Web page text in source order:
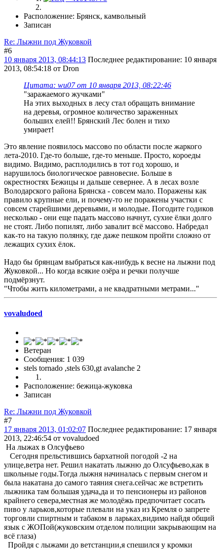
Расположение: Брянск, камвольный
Записан
Re: Лыжни под Жуковкой
#6
10 января 2013, 08:44:13 Последнее редактирование: 10 января
2013, 08:54:18 от Dron
Цитата: wu07 от 10 января 2013, 08:22:46
"заражаемого жучками"
На этих выходных в лесу стал обращать внимание
на деревья, огромное количество зараженных
больших елей!! Брянский Лес болен и тихо
умирает!
Это явление появилось массово по области после жаркого
лета-2010. Где-то больше, где-то меньше. Просто, короеды
видимо. Видимо, расплодились в тот год хорошо, и
нарушилось биологическое равновесие. Больше в
окрестностях Бежицы и дальше севернее. А в лесах возле
Володарского района Брянска - совсем мало. Поражены как
правило крупные ели, и почему-то не поражены участки с
совсем старейшими деревьями, и молодые. Погодите годиков
несколько - они еще падать массово начнут, сухие ёлки долго
не стоят. Либо попилят, либо завалит всё массово. Набредал
как-то на такую полянку, где даже пешком пройти сложно от
лежащих сухих ёлок.
Надо бы брянцам выбраться как-нибудь к весне на лыжни под
Жуковкой... Но когда всякие озёра и речки получше
подмёрзнут.
"Чтобы жить километрами, а не квадратными метрами..."
vovaludoed
Ветеран
Сообщения: 1 039
stels tornado ,stels 630,gt avalanche 2
Расположение: бежица-жуковка
Записан
Re: Лыжни под Жуковкой
#7
17 января 2013, 01:02:07 Последнее редактирование: 17 января
2013, 22:46:54 от vovaludoed
На лыжах в Олсуфьево
Сегодня прельстившись бархатной погодой -2 на
улице,ветра нет. Решил накатать лыжню до Олсуфьево,как в
школьные годы.Тогда лыжня начиналась с первым снегом и
была накатана до самого таяния снега.сейчас же встретить
лыжника там большая удача,да и то пенсионеры из районов
крайнего севера,местная же молодёжь предпочитает сосать
пиво у ларьков,которые плевали на указ из Кремля о запрете
торговли спиртным и табаком в ларьках,видимо найдя общий
язык с ЖОПой(жуковским отделом полиции закрывающим на
всё глаза)
Пройдя с лыжами до ветстанции,я спешился у кромки